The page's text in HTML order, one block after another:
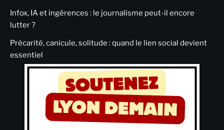
Infox, IA et ingérences : le journalisme peut-il encore
lutter ?
Précarité, canicule, solitude : quand le lien social devient
essentiel